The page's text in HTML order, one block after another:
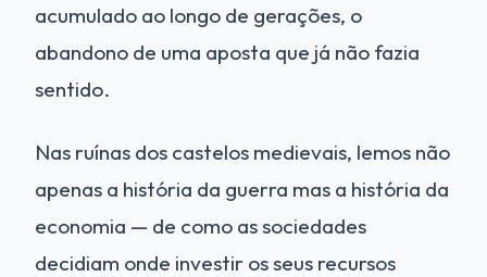
acumulado ao longo de gerações, o
abandono de uma aposta que já não fazia
sentido.
Nas ruínas dos castelos medievais, lemos não
apenas a história da guerra mas a história da
economia — de como as sociedades
decidiam onde investir os seus recursos